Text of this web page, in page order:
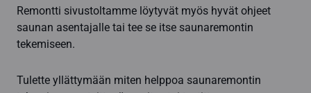
Remontti sivustoltamme löytyvät myös hyvät ohjeet
saunan asentajalle tai tee se itse saunaremontin
tekemiseen.
Tulette yllättymään miten helppoa saunaremontin